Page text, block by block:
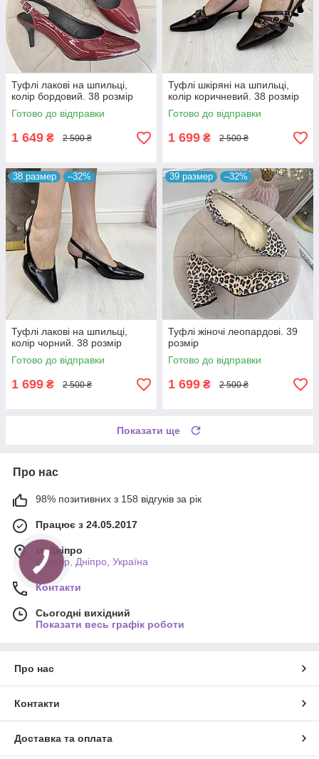
Туфлі лакові на шпильці,
колір бордовий. 38 розмір
Готово до відправки
1 649 ₴ 2 500 ₴
Туфлі шкіряні на шпильці,
колір коричневий. 38 розмір
Готово до відправки
1 699 ₴ 2 500 ₴
38 размер –32%
Туфлі лакові на шпильці,
колір чорний. 38 розмір
Готово до відправки
1 699 ₴ 2 500 ₴
39 размер –32%
Туфлі жіночі леопардові. 39
розмір
Готово до відправки
1 699 ₴ 2 500 ₴
Показати ще
Про нас
98% позитивних з 158 відгуків за рік
Працює з 24.05.2017
м. Дніпро
г.Днепр, Дніпро, Україна
Контакти
Сьогодні вихідний
Показати весь графік роботи
Про нас
Контакти
Доставка та оплата